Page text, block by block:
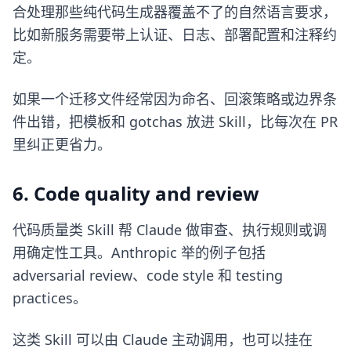
合处理那些纯代码生成器覆盖不了的自然语言要求，
比如新服务需要带上认证、日志、部署配置和注释约
定。
如果一个迁移文件经常因为命名、回滚策略或边界条
件出错，把模板和 gotchas 放进 Skill，比每次在 PR
里纠正更省力。
6. Code quality and review
代码质量类 Skill 帮 Claude 做审查、执行规则或调
用确定性工具。Anthropic 举的例子包括
adversarial review、code style 和 testing
practices。
这类 Skill 可以由 Claude 主动调用，也可以挂在